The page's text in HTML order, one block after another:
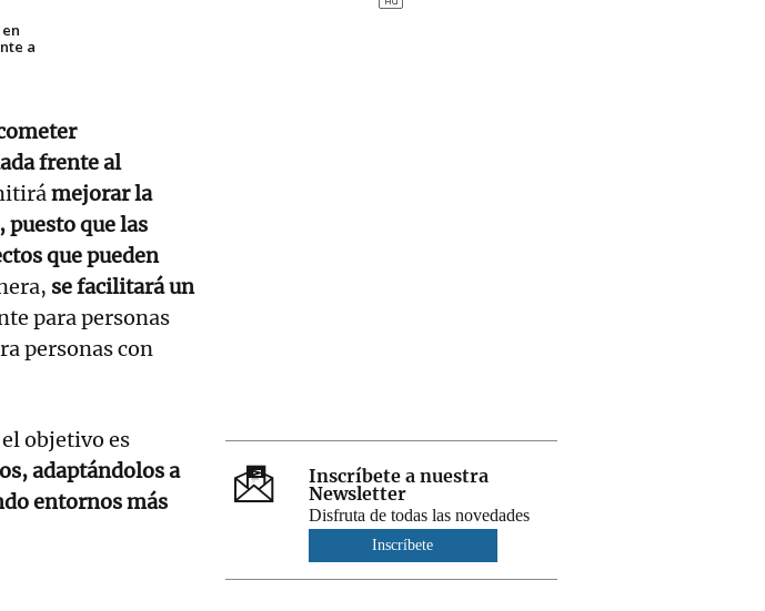
a
frente al
mejorar la
puesto que las
que pueden
se facilitará un
para personas
personas con
objetivo es
adaptándolos a
entornos más
Inscríbete a nuestra
Newsletter
Disfruta de todas las novedades
Inscríbete